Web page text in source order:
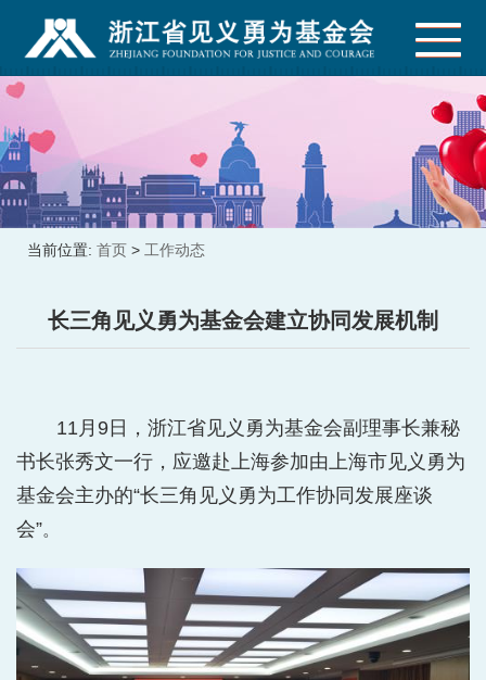
当前位置: 首页 > 工作动态
长三角见义勇为基金会建立协同发展机制
11月9日，浙江省见义勇为基金会副理事长兼秘
书长张秀文一行，应邀赴上海参加由上海市见义勇为
基金会主办的“长三角见义勇为工作协同发展座谈
会”。